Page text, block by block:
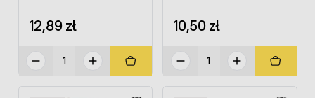
12,89 zł 10,50 zł